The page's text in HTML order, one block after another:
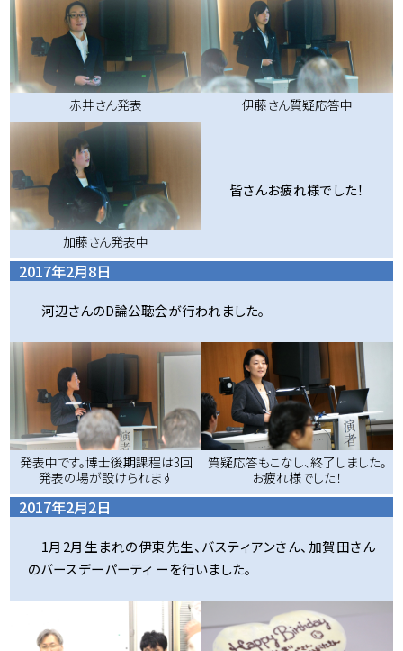
赤井さん発表 伊藤さん質疑応答中
加藤さん発表中
皆さんお疲れ様でした！
2017年2月8日
河辺さんのD論公聴会が行われました。
発表中です。博士後期課程は3回
発表の場が設けられます
質疑応答もこなし、終了しました。
お疲れ様でした！
2017年2月2日
1月2月生まれの伊東先生、バスティアンさん、加賀田さん
のバースデーパーティ ーを行いました。